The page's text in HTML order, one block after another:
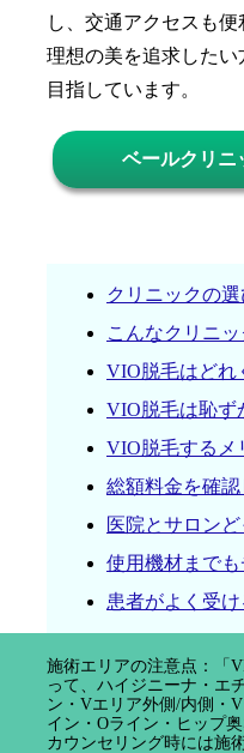
し、交通アクセスも便
理想の美を追求した
目指しています。
ベールクリニ
クリニックの
こんなクリニ
VIO脱毛はどれ
VIO脱毛は恥ず
VIO脱毛するメ
総額料金を確認
医院とサロン
使用機材まで
患者がよく受
施術エリアの注意点：「
って、ハイジニーナ・エ
ン・Vエリア外側/内側・
イン・Oライン・ヒップ
カウンセリング時には施